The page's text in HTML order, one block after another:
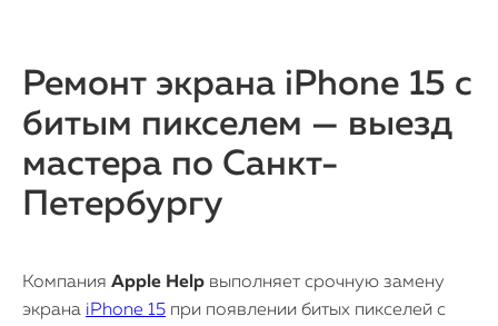
Ремонт экрана iPhone 15 с
битым пикселем — выезд
мастера по Санкт-
Петербургу
Компания Apple Help выполняет срочную замену
экрана iPhone 15 при появлении битых пикселей с